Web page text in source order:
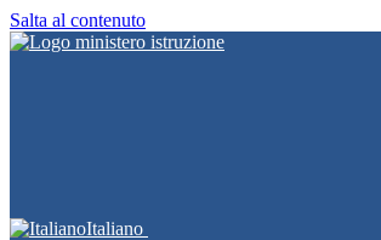
Salta al contenuto
Italiano